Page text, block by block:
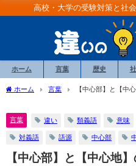
高校・大学の受験対策と社
ホーム 言葉 歴史
ホーム 言葉 【中心部】と【中
言葉 違い 類義語 意味
対義語 語源 中心部
【中心部】と【中心地